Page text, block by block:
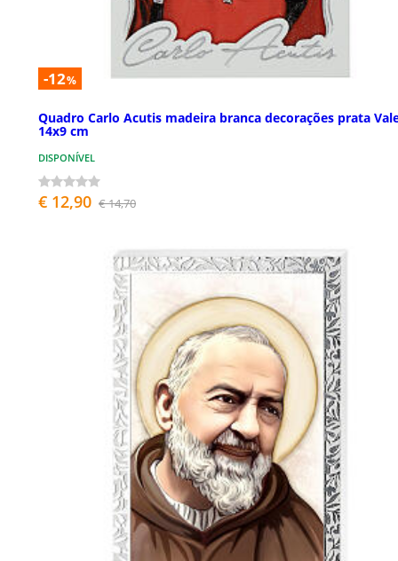
-12%
Quadro Carlo Acutis madeira branca decorações prata
14x9 cm
DISPONÍVEL
€ 12,90 € 14,70